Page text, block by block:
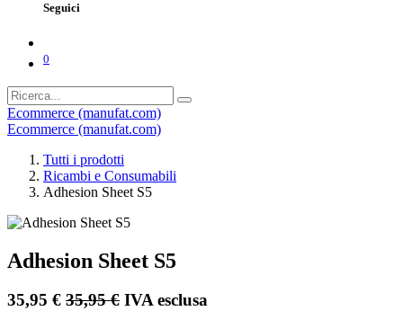
Seguici
0
Ecommerce (manufat.com)
Ecommerce (manufat.com)
Tutti i prodotti
Ricambi e Consumabili
Adhesion Sheet S5
Adhesion Sheet S5
35,95 € 35,95€ IVA esclusa